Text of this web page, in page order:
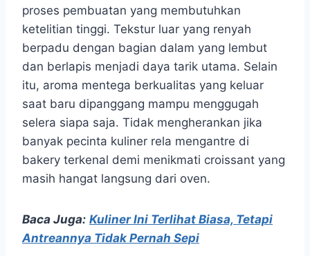
proses pembuatan yang membutuhkan
ketelitian tinggi. Tekstur luar yang renyah
berpadu dengan bagian dalam yang lembut
dan berlapis menjadi daya tarik utama. Selain
itu, aroma mentega berkualitas yang keluar
saat baru dipanggang mampu menggugah
selera siapa saja. Tidak mengherankan jika
banyak pecinta kuliner rela mengantre di
bakery terkenal demi menikmati croissant yang
masih hangat langsung dari oven.
Baca Juga: Kuliner Ini Terlihat Biasa, Tetapi
Antreannya Tidak Pernah Sepi